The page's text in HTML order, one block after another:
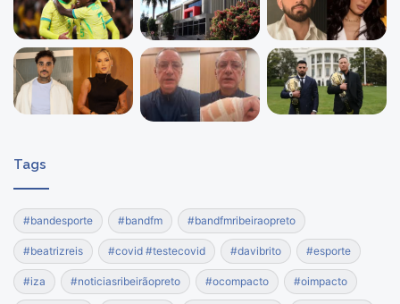
Tags
#bandesporte #bandfm #bandfmribeiraopreto
#beatrizreis #covid #testecovid #davibrito #esporte
#iza #noticiasribeirãopreto #ocompacto #oimpacto